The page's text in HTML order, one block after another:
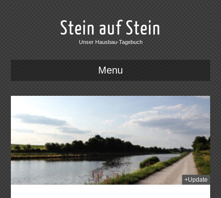
Stein auf Stein
Unser Hausbau-Tagebuch
Menu
+Update